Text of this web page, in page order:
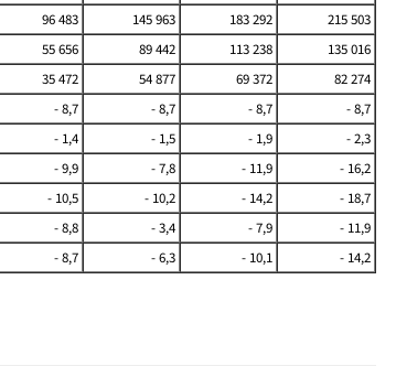
96 483 145 963 183 292
215 503
55 656 89 442 113 238
135 016
35 472 54 877 69 372
82 274
- 8,7 - 8,7 - 8,7
- 8,7
- 1,4 - 1,5 - 1,9
- 2,3
- 9,9 - 7,8 - 11,9
- 16,2
- 10,5 - 10,2 - 14,2
- 18,7
- 8,8 - 3,4 - 7,9
- 11,9
- 8,7 - 6,3 - 10,1 - 14,2